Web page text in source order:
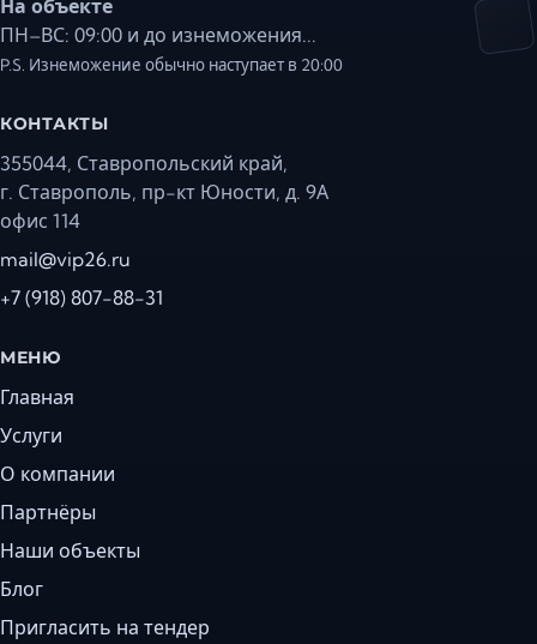
На объекте
ПН–ВС: 09:00 и до изнеможения...
P.S. Изнеможение обычно наступает в 20:00
КОНТАКТЫ
355044, Ставропольский край,
г. Ставрополь, пр-кт Юности, д. 9А
офис 114
mail@vip26.ru
+7 (918) 807-88-31
МЕНЮ
Главная
Услуги
О компании
Партнёры
Наши объекты
Блог
Пригласить на тендер